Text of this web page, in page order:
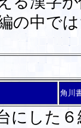
の中で
角川
にした